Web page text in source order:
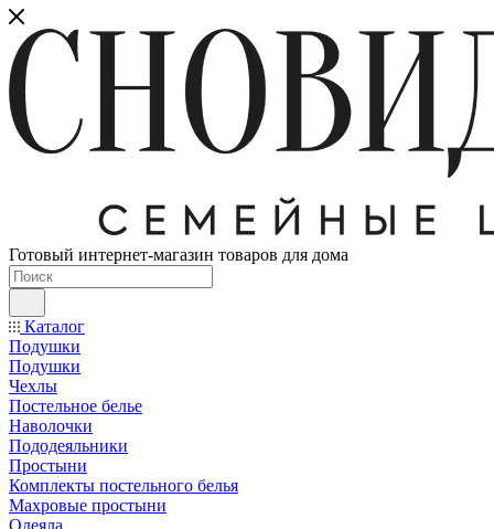
Готовый интернет-магазин товаров для дома
Каталог
Подушки
Подушки
Чехлы
Постельное белье
Наволочки
Пододеяльники
Простыни
Комплекты постельного белья
Махровые простыни
Одеяла